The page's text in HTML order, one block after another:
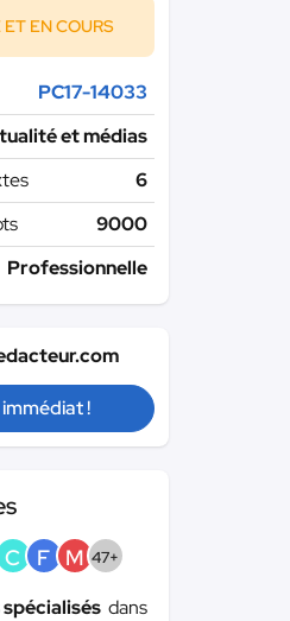
ET EN COURS
PC17-14033
et médias
6
9000
Professionnelle
!
C F M 47+
dans